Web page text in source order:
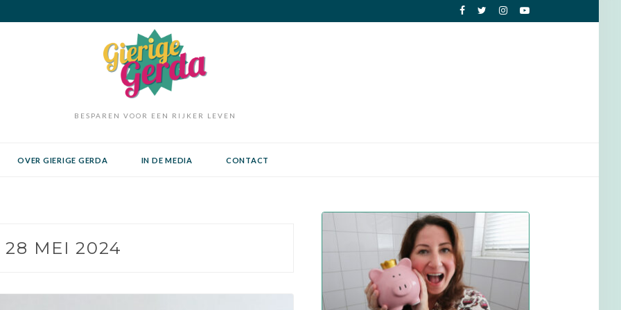
BESPAREN VOOR EEN RIJKER LEVEN
OVER GIERIGE GERDA IN DE MEDIA CONTACT
28 MEI 2024